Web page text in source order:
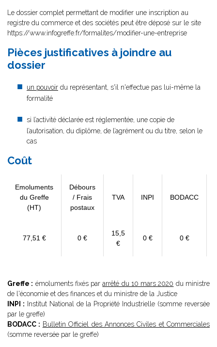
Le dossier complet permettant de modifier une inscription au
registre du commerce et des sociétés peut être déposé sur le site
https://www.infogreffe.fr/formalites/modifier-une-entreprise
Pièces justificatives à joindre au
dossier
un pouvoir du représentant, s'il n'effectue pas lui-même la
formalité
si l’activité déclarée est réglementée, une copie de
l’autorisation, du diplôme, de l’agrément ou du titre, selon le
cas
Coût
Emoluments
du Greffe
(HT)
Débours
/ Frais
postaux
TVA INPI BODACC
77,51 € 0 €
15,5
€
0 € 0 €
Greffe : émoluments fixés pararrêté du 10 mars 2020 du ministre
de l'économie et des finances et du ministre de la Justice
INPI : Institut National de la Propriété Industrielle (somme reversée
par le greffe)
BODACC : Bulletin Officiel des Annonces Civiles et Commerciales
(somme reversée par le greffe)